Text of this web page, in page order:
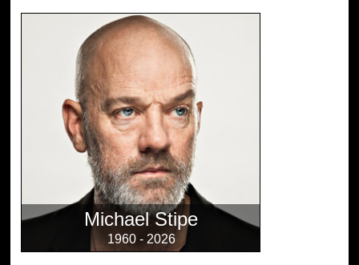
Michael Stipe
1960 - 2026